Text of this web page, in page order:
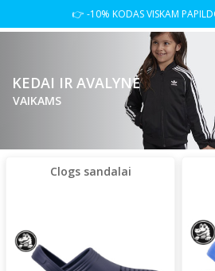
👉 -10% KODAS VISKAM
KEDAI IR AVALYNĖ
VAIKAMS
Clogs sandalai